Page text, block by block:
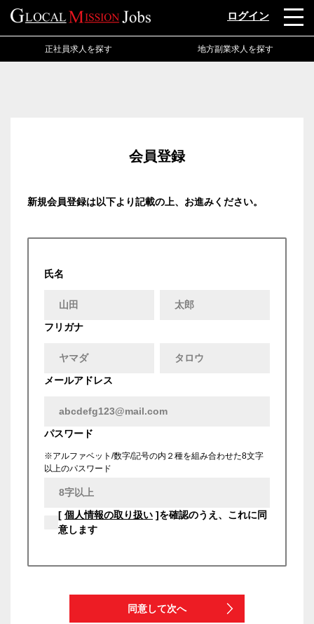
ログイン
正社員求人を探す 地方副業求人を探す
会員登録
新規会員登録は以下より記載の上、お進みください。
氏名
フリガナ
メールアドレス
パスワード
※アルファベット/数字/記号の内２種を組み合わせた8文字
以上のパスワード
[ 個人情報の取り扱い ]を確認のうえ、これに同
意します
同意して次へ